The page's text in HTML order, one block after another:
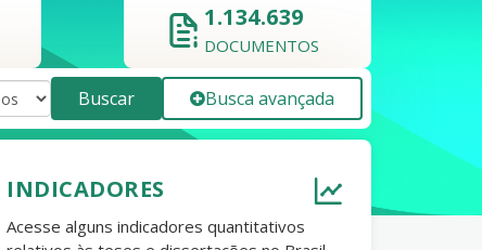
1.134.639
DOCUMENTOS
Buscar Busca avançada
INDICADORES
Acesse alguns indicadores quantitativos